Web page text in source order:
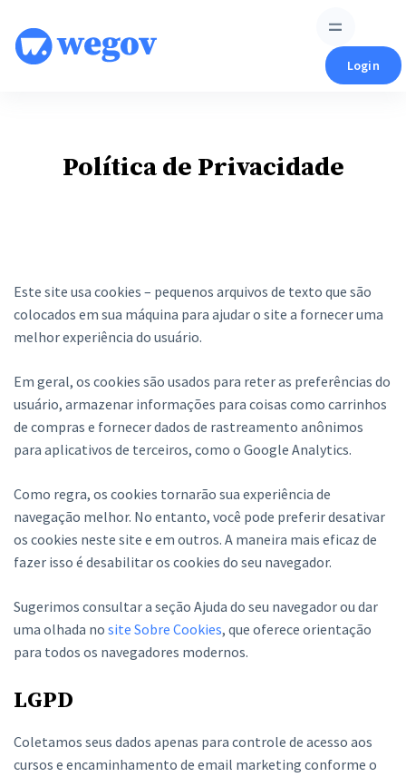
content
Login
Política de Privacidade
Este site usa cookies – pequenos arquivos de texto que são
colocados em sua máquina para ajudar o site a fornecer uma
melhor experiência do usuário.
Em geral, os cookies são usados ​​para reter as preferências do
usuário, armazenar informações para coisas como carrinhos
de compras e fornecer dados de rastreamento anônimos
para aplicativos de terceiros, como o Google Analytics.
Como regra, os cookies tornarão sua experiência de
navegação melhor. No entanto, você pode preferir desativar
os cookies neste site e em outros. A maneira mais eficaz de
fazer isso é desabilitar os cookies do seu navegador.
Sugerimos consultar a seção Ajuda do seu navegador ou dar
uma olhada no site Sobre Cookies, que oferece orientação
para todos os navegadores modernos.
LGPD
Coletamos seus dados apenas para controle de acesso aos
cursos e encaminhamento de email marketing conforme o